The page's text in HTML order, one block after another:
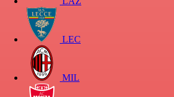
LEC
MIL